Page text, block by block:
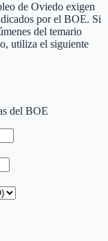
de Oviedo exigen
por el BOE. Si
del temario
, utiliza el siguiente
del BOE